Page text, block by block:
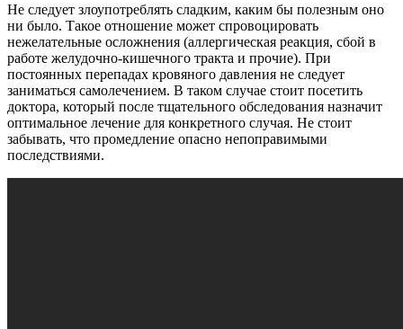
Не следует злоупотреблять сладким, каким бы полезным оно
ни было. Такое отношение может спровоцировать
нежелательные осложнения (аллергическая реакция, сбой в
работе желудочно-кишечного тракта и прочие). При
постоянных перепадах кровяного давления не следует
заниматься самолечением. В таком случае стоит посетить
доктора, который после тщательного обследования назначит
оптимальное лечение для конкретного случая. Не стоит
забывать, что промедление опасно непоправимыми
последствиями.